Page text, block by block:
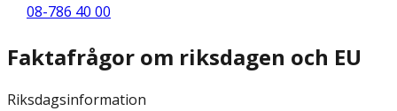
08-786 40 00
Faktafrågor om riksdagen och EU
Riksdagsinformation